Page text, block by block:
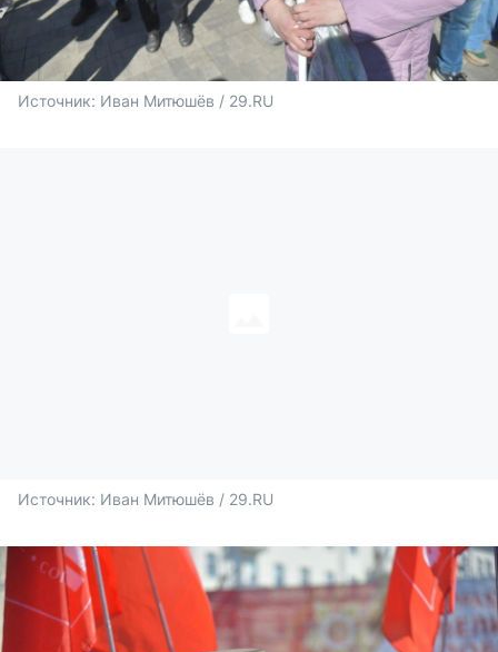
Источник: Иван Митюшёв / 29.RU
Источник: Иван Митюшёв / 29.RU